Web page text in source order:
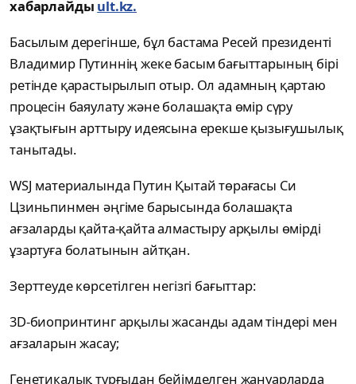
хабарлайды ult.kz.
Басылым дерегінше, бұл бастама Ресей президенті
Владимир Путиннің жеке басым бағыттарының бірі
ретінде қарастырылып отыр. Ол адамның қартаю
процесін баяулату және болашақта өмір сүру
ұзақтығын арттыру идеясына ерекше қызығушылық
танытады.
WSJ материалында Путин Қытай төрағасы Си
Цзиньпинмен әңгіме барысында болашақта
ағзаларды қайта-қайта алмастыру арқылы өмірді
ұзартуға болатынын айтқан.
Зерттеуде көрсетілген негізгі бағыттар:
3D-биопринтинг арқылы жасанды адам тіндері мен
ағзаларын жасау;
Генетикалық тұрғыдан бейімделген жануарларда